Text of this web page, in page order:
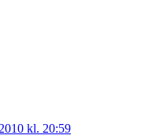
kl. 20:59